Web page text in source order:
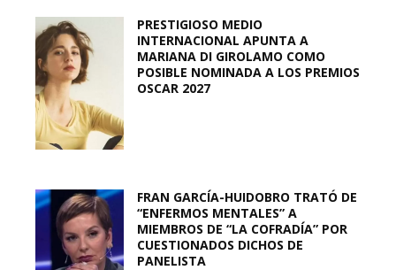
PRESTIGIOSO MEDIO
INTERNACIONAL APUNTA A
MARIANA DI GIROLAMO COMO
POSIBLE NOMINADA A LOS PREMIOS
OSCAR 2027
FRAN GARCÍA-HUIDOBRO TRATÓ DE
“ENFERMOS MENTALES” A
MIEMBROS DE “LA COFRADÍA” POR
CUESTIONADOS DICHOS DE
PANELISTA